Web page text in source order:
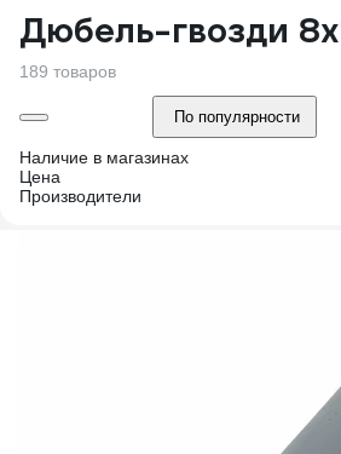
Дюбель-гвозди
189 товаров
По популярности
Наличие в магазинах
Цена
Производители